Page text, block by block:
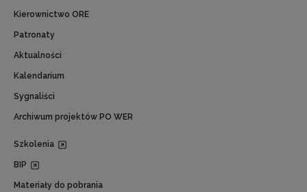
Kierownictwo ORE
Patronaty
Aktualności
Kalendarium
Sygnaliści
Archiwum projektów PO WER
Szkolenia
BIP
Materiały do pobrania